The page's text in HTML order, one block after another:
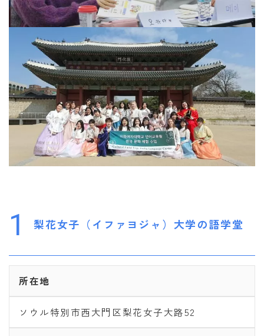
1 梨花女子（イファヨジャ）大学の語学堂
所在地
ソウル特別市西大門区梨花女子大路52